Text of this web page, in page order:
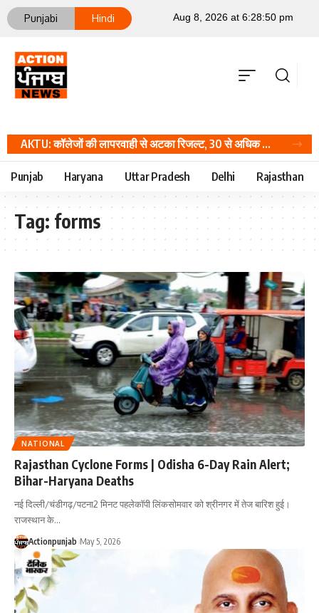
Punjabi Hindi
AKTU: कॉलेजों की लापरवाही से अटका रिजल्ट, 30 से अधिक संस्थानों में फिर होंगे प्रैक्टिकल; जानें वजह, Career Hindi News
Punjab Haryana Uttar Pradesh Delhi Rajasthan
Tag: forms
NATIONAL
Rajasthan Cyclone Forms | Odisha 6-Day Rain Alert;
Bihar-Haryana Deaths
नई दिल्ली/चंडीगढ़/पटना2 मिनट पहलेकॉपी लिंकसोमवार को श्रीनगर में तेज बारिश हुई।
राजस्थान के…
Actionpunjab May 5, 2026